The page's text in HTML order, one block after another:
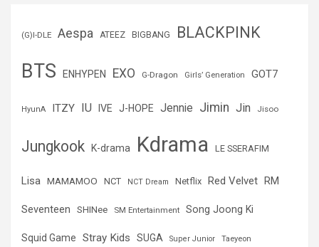
(G)I-DLE Aespa ATEEZ BIGBANG BLACKPINK
BTS ENHYPEN EXO G-Dragon Girls’ Generation GOT7
HyunA ITZY IU IVE J-HOPE Jennie Jimin Jin Jisoo
Jungkook K-drama Kdrama LE SSERAFIM
Lisa MAMAMOO NCT NCT Dream Netflix Red Velvet RM
Seventeen SHINee SM Entertainment Song Joong Ki
Squid Game Stray Kids SUGA Super Junior Taeyeon